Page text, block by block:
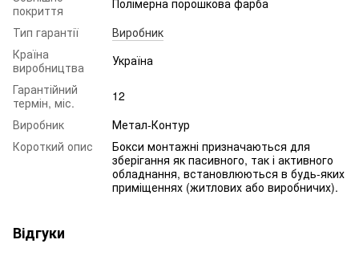
покриття
Полімерна порошкова фарба
Тип гарантії
Виробник
Країна
виробництва
Україна
Гарантійний
термін, міс.
12
Виробник
Метал-Контур
Короткий опис
Бокси монтажні призначаються для
зберігання як пасивного, так і активного
обладнання, встановлюються в будь-яких
приміщеннях (житлових або виробничих).
Відгуки